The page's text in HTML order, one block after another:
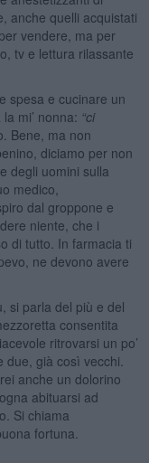
anche quelli acquistati
vendere, ma per
tv e lettura rilassante
spesa e cucinare un
mi’ nonna: “ci
Bene, ma non
diciamo per non
degli uomini sulla
medico,
dal groppone e
niente, che i
di tutto. In farmacia ti
ne devono avere
si parla del più e del
consentita
ritrovarsi un po’
due, già così vecchi.
anche un dolorino
abituarsi ad
Si chiama
fortuna.